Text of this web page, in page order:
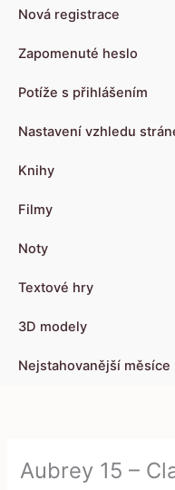
Nová registrace
Zapomenuté heslo
Potíže s přihlášením
Nastavení vzhledu
Knihy
Filmy
Noty
Textové hry
3D modely
Nejstahovanější měsíce
Aubrey 15 –